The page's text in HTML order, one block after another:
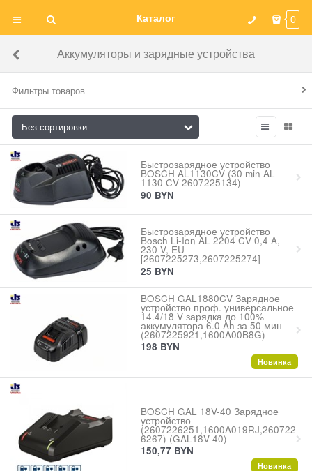
Каталог 0
Аккумуляторы и зарядные устройства
Фильтры товаров
Быстрозарядное устройство
BOSCH AL1130CV (30 min AL
1130 CV 2607225134)
90 BYN
Быстрозарядное устройство
Bosch Li-Ion AL 2204 CV 0,4 A,
230 V, EU
[2607225273,2607225274]
25 BYN
BOSCH GAL1880CV Зарядное
устройство проф. универсальное
14.4/18 V зарядка до 100%
аккумулятора 6.0 Ah за 50 мин
(2607225921,1600A00B8G)
198 BYN
Новинка
BOSCH GAL 18V-40 Зарядное
устройство
(2607226251,1600A019RJ,260722
6267) (GAL18V-40)
150,77 BYN
Новинка